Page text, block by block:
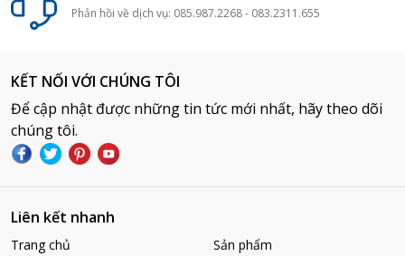
Phản hồi về dịch vụ: 085.987.2268 - 083.2311.655
KẾT NỐI VỚI CHÚNG TÔI
Để cập nhật được những tin tức mới nhất, hãy theo dõi
chúng tôi.
Liên kết nhanh
Trang chủ
Sản phẩm